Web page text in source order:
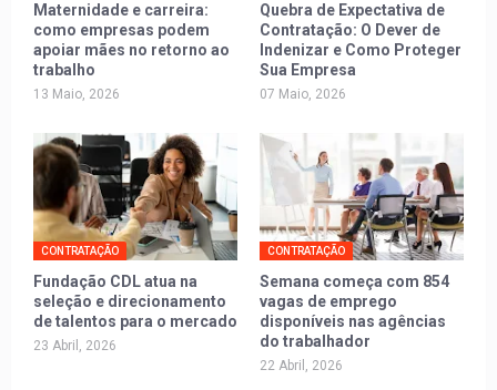
Maternidade e carreira:
como empresas podem
apoiar mães no retorno ao
trabalho
13 Maio, 2026
Quebra de Expectativa de
Contratação: O Dever de
Indenizar e Como Proteger
Sua Empresa
07 Maio, 2026
CONTRATAÇÃO
Fundação CDL atua na
seleção e direcionamento
de talentos para o mercado
23 Abril, 2026
CONTRATAÇÃO
Semana começa com 854
vagas de emprego
disponíveis nas agências
do trabalhador
22 Abril, 2026